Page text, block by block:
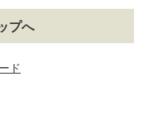
プへ
ド